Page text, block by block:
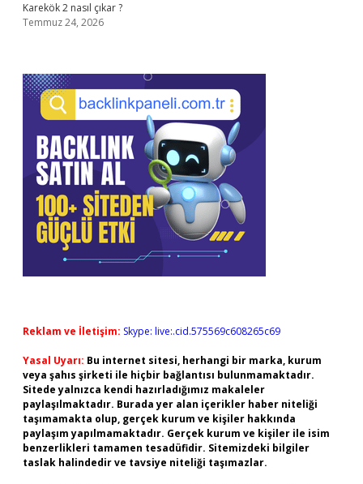
Karekök 2 nasıl çıkar ?
Temmuz 24, 2026
Reklam ve İletişim: Skype: live:.cid.575569c608265c69
Yasal Uyarı: Bu internet sitesi, herhangi bir marka, kurum
veya şahıs şirketi ile hiçbir bağlantısı bulunmamaktadır.
Sitede yalnızca kendi hazırladığımız makaleler
paylaşılmaktadır. Burada yer alan içerikler haber niteliği
taşımamakta olup, gerçek kurum ve kişiler hakkında
paylaşım yapılmamaktadır. Gerçek kurum ve kişiler ile isim
benzerlikleri tamamen tesadüfidir. Sitemizdeki bilgiler
taslak halindedir ve tavsiye niteliği taşımazlar.